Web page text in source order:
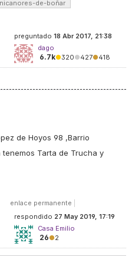
nicanores-de-boñar
preguntado 18 Abr 2017, 21:38
dago
6.7k●320●427●418
de Hoyos 98 ,Barrio
Tarta de Trucha y
enlace permanente
respondido 27 May 2019, 17:19
Casa Emilio
26●2